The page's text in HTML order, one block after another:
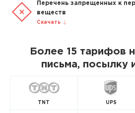
Перечень запрещенных к
веществ
Скачать
Более 15 тарифов
письма, посылку
TNT UPS